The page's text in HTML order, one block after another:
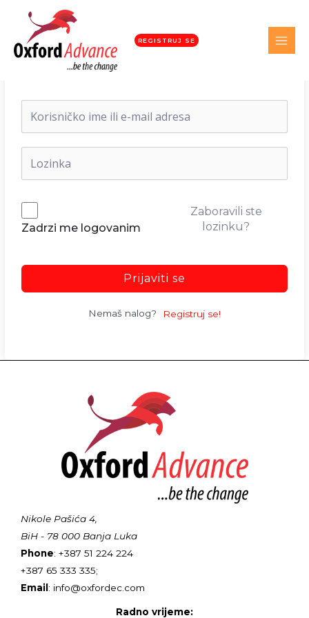
REGISTRUJ SE
Dobrodošli nazad!
Zadrzi me logovanim
Zaboravili ste
lozinku?
Prijaviti se
Nemaš nalog? Registruj se!
Nikole Pašića 4,
BiH - 78 000 Banja Luka
Phone: +387 51 224 224
+387 65 333 335;
Email: info@oxfordec.com
Radno vrijeme: